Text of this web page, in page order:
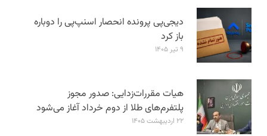
دیجی‌پی پرونده انحصار اسنپ‌پی را دوباره
باز کرد
۹ تیر ۱۴۰۵
هیات مقررات‌زدایی: صدور مجوز
پلتفرم‌های طلا از دوم خرداد آغاز می‌شود
۲۲ اردیبهشت ۱۴۰۵